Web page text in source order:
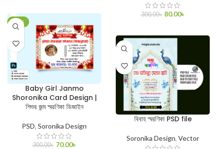
300.00৳ 80.00৳
-77%
Baby Girl Janmo
Shoronika Card Design |
শিশুর জন্ম স্মরণিকা ডিজাইন
PSD, Soronika Design
300.00৳ 70.00৳
বিবাহ স্মরণিকা PSD file
Soronika Design, Vector